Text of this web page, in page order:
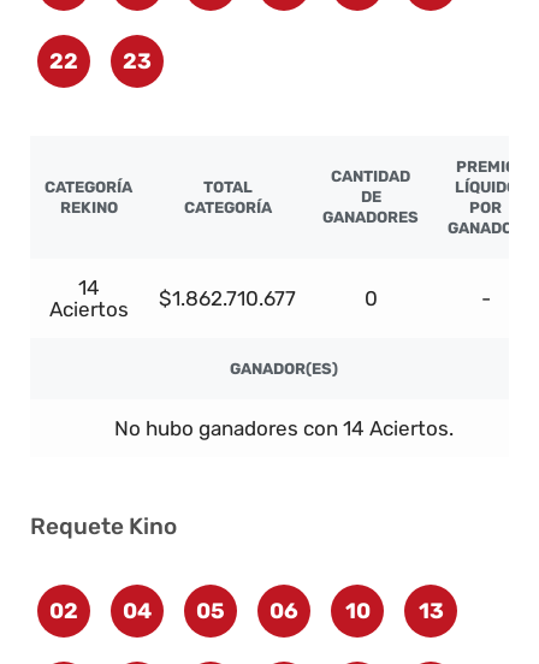
22 23
CATEGORÍA
REKINO
TOTAL
CATEGORÍA
CANTIDAD
DE
GANADORES
PREMIO
LÍQUIDO
POR
GANADOR
14
Aciertos
$1.862.710.677 0 -
GANADOR(ES)
No hubo ganadores con 14 Aciertos.
Requete Kino
02 04 05 06 10 13